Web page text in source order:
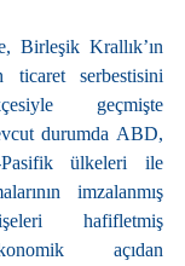
Birleşik Krallık’ın
ticaret serbestisini
geçmişte
durumda ABD,
ülkeleri ile
imzalanmış
hafifletmiş
açıdan